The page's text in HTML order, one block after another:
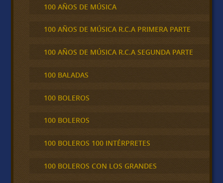
100 AÑOS DE MÚSICA
100 AÑOS DE MÚSICA R.C.A PRIMERA PARTE
100 AÑOS DE MÚSICA R.C.A SEGUNDA PARTE
100 BALADAS
100 BOLEROS
100 BOLEROS
100 BOLEROS 100 INTÉRPRETES
100 BOLEROS CON LOS GRANDES